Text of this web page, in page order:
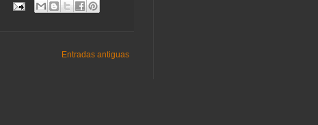
Entradas antiguas